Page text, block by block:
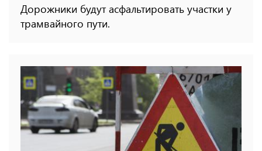
Дорожники будут асфальтировать участки у
трамвайного пути.